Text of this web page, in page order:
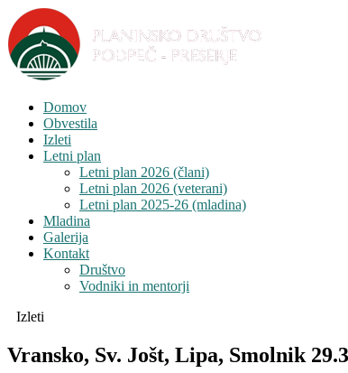
Domov
Obvestila
Izleti
Letni plan
Letni plan 2026 (člani)
Letni plan 2026 (veterani)
Letni plan 2025-26 (mladina)
Mladina
Galerija
Kontakt
Društvo
Vodniki in mentorji
Izleti
Vransko, Sv. Jošt, Lipa, Smolnik